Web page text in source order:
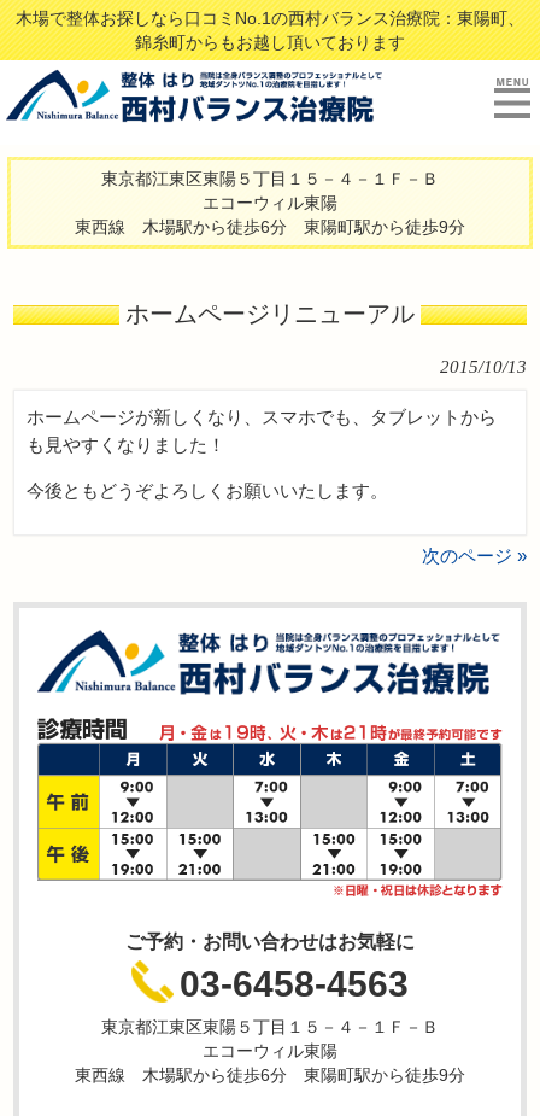
木場で整体お探しなら口コミNo.1の西村バランス治療院：東陽町、
錦糸町からもお越し頂いております
東京都江東区東陽５丁目１５－４－１Ｆ－Ｂ
エコーウィル東陽
東西線 木場駅から徒歩6分 東陽町駅から徒歩9分
ホームページリニューアル
2015/10/13
ホームページが新しくなり、スマホでも、タブレットから
も見やすくなりました！
今後ともどうぞよろしくお願いいたします。
次のページ »
ご予約・お問い合わせはお気軽に
03-6458-4563
東京都江東区東陽５丁目１５－４－１Ｆ－Ｂ
エコーウィル東陽
東西線 木場駅から徒歩6分 東陽町駅から徒歩9分